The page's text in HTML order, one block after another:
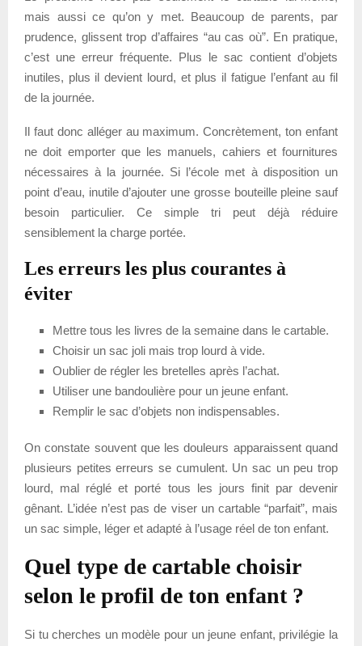
mais aussi ce qu’on y met. Beaucoup de parents, par
prudence, glissent trop d’affaires “au cas où”. En pratique,
c’est une erreur fréquente. Plus le sac contient d’objets
inutiles, plus il devient lourd, et plus il fatigue l’enfant au fil
de la journée.
Il faut donc alléger au maximum. Concrètement, ton enfant
ne doit emporter que les manuels, cahiers et fournitures
nécessaires à la journée. Si l’école met à disposition un
point d’eau, inutile d’ajouter une grosse bouteille pleine sauf
besoin particulier. Ce simple tri peut déjà réduire
sensiblement la charge portée.
Les erreurs les plus courantes à
éviter
Mettre tous les livres de la semaine dans le cartable.
Choisir un sac joli mais trop lourd à vide.
Oublier de régler les bretelles après l’achat.
Utiliser une bandoulière pour un jeune enfant.
Remplir le sac d’objets non indispensables.
On constate souvent que les douleurs apparaissent quand
plusieurs petites erreurs se cumulent. Un sac un peu trop
lourd, mal réglé et porté tous les jours finit par devenir
gênant. L’idée n’est pas de viser un cartable “parfait”, mais
un sac simple, léger et adapté à l’usage réel de ton enfant.
Quel type de cartable choisir
selon le profil de ton enfant ?
Si tu cherches un modèle pour un jeune enfant, privilégie la